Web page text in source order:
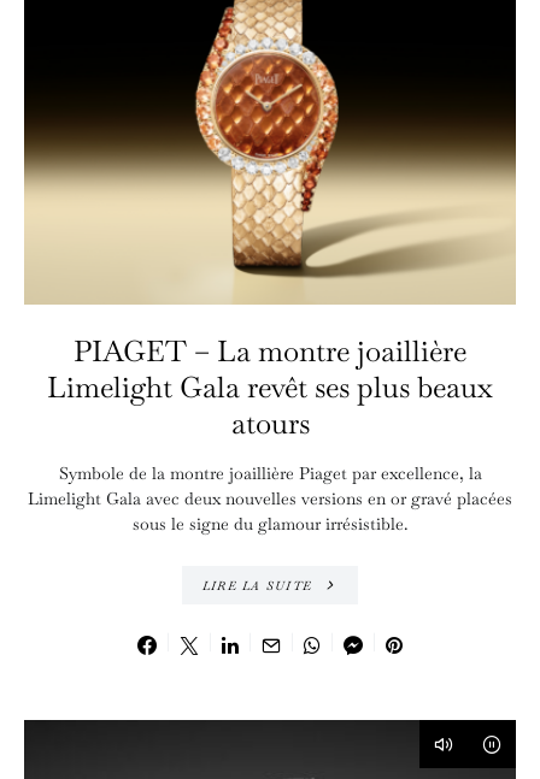
PIAGET – La montre joaillière
Limelight Gala revêt ses plus beaux
atours
Symbole de la montre joaillière Piaget par excellence, la
Limelight Gala avec deux nouvelles versions en or gravé placées
sous le signe du glamour irrésistible.
LIRE LA SUITE